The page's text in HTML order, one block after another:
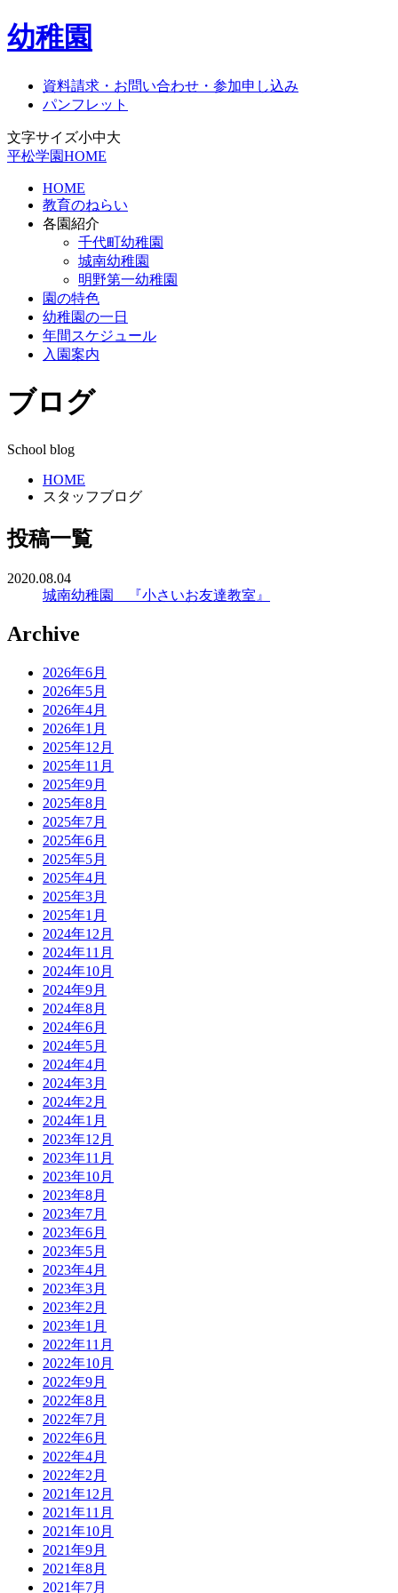
幼稚園
資料請求・お問い合わせ・参加申し込み
パンフレット
文字サイズ小中大
平松学園HOME
HOME
教育のねらい
各園紹介
千代町幼稚園
城南幼稚園
明野第一幼稚園
園の特色
幼稚園の一日
年間スケジュール
入園案内
ブログ
School blog
HOME
スタッフブログ
投稿一覧
2020.08.04
城南幼稚園 『小さいお友達教室』
Archive
2026年6月
2026年5月
2026年4月
2026年1月
2025年12月
2025年11月
2025年9月
2025年8月
2025年7月
2025年6月
2025年5月
2025年4月
2025年3月
2025年1月
2024年12月
2024年11月
2024年10月
2024年9月
2024年8月
2024年6月
2024年5月
2024年4月
2024年3月
2024年2月
2024年1月
2023年12月
2023年11月
2023年10月
2023年8月
2023年7月
2023年6月
2023年5月
2023年4月
2023年3月
2023年2月
2023年1月
2022年11月
2022年10月
2022年9月
2022年8月
2022年7月
2022年6月
2022年4月
2022年2月
2021年12月
2021年11月
2021年10月
2021年9月
2021年8月
2021年7月